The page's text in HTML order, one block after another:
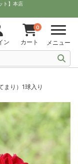
ト】本店
ン
0
カート メニュー
まり）1球入り